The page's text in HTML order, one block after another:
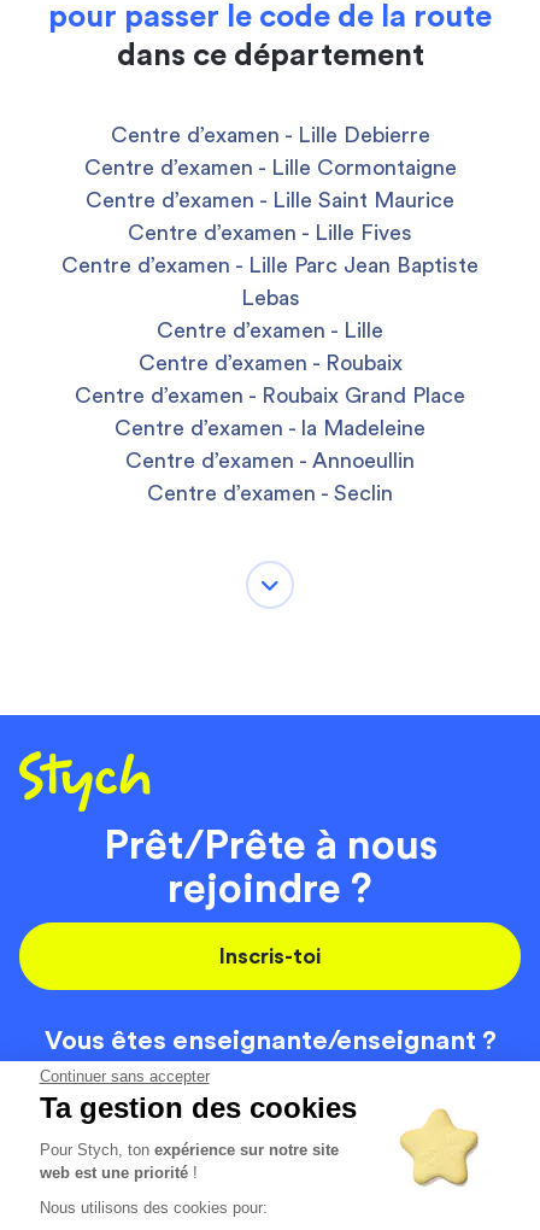
Continuer sans accepter
Ta gestion des cookies
Pour Stych, tonexpérience sur notre site
web est une priorité !
Nous utilisons des cookies pour:
pour passer le code de la route
dans ce département
Centre d’examen - Lille Debierre
Centre d’examen - Lille Cormontaigne
Centre d’examen - Lille Saint Maurice
Centre d’examen - Lille Fives
Centre d’examen - Lille Parc Jean Baptiste
Lebas
Centre d’examen - Lille
Centre d’examen - Roubaix
Centre d’examen - Roubaix Grand Place
Centre d’examen - la Madeleine
Centre d’examen - Annoeullin
Centre d’examen - Seclin
Prêt/Prête à nous
rejoindre ?
Inscris-toi
Vous êtes enseignante/enseignant ?
On recrute
Code de la route
Contact